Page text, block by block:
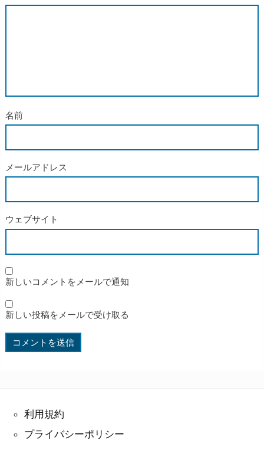
名前
メールアドレス
ウェブサイト
新しいコメントをメールで通知
新しい投稿をメールで受け取る
利用規約
プライバシーポリシー